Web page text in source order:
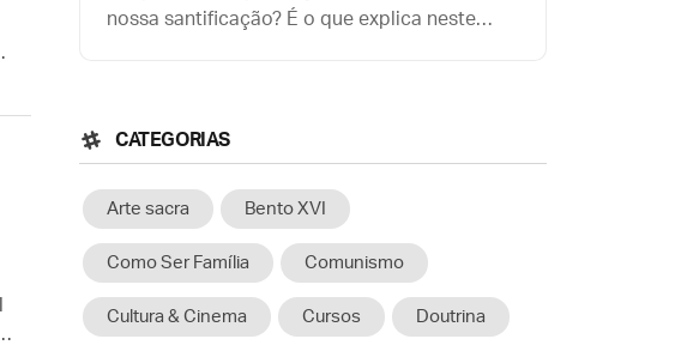
nossa santificação? É o que explica neste
CATEGORIAS
Arte sacra Bento XVI
Como Ser Família Comunismo
Cultura & Cinema Cursos Doutrina